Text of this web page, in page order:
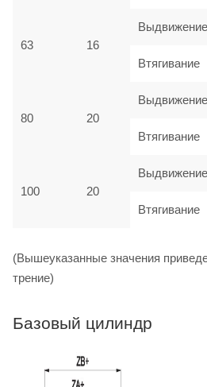
63 16
Выдвижение
Втягивание
80 20
Выдвижение
Втягивание
100 20
Выдвижение
Втягивание
(Вышеуказанные значения
трение)
Базовый цилиндр